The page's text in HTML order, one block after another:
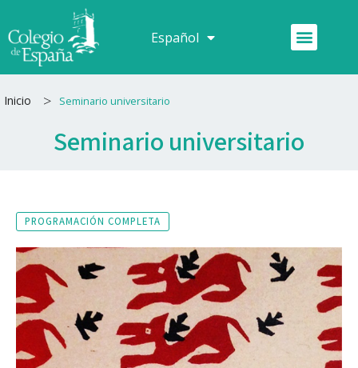
al
contenido
Español
Français Menú
Inicio > Seminario universitario
Seminario universitario
PROGRAMACIÓN COMPLETA